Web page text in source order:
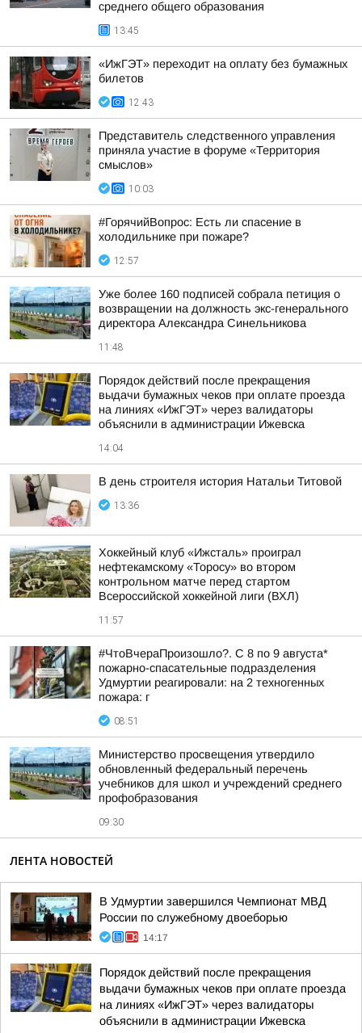
среднего общего образования
13:45
«ИжГЭТ» переходит на оплату без бумажных
билетов
12:43
Представитель следственного управления
приняла участие в форуме «Территория
смыслов»
10:03
#ГорячийВопрос: Есть ли спасение в
холодильнике при пожаре?
12:57
Уже более 160 подписей собрала петиция о
возвращении на должность экс-генерального
директора Александра Синельникова
11:48
Порядок действий после прекращения
выдачи бумажных чеков при оплате проезда
на линиях «ИжГЭТ» через валидаторы
объяснили в администрации Ижевска
14:04
В день строителя история Натальи Титовой
13:36
Хоккейный клуб «Ижсталь» проиграл
нефтекамскому «Торосу» во втором
контрольном матче перед стартом
Всероссийской хоккейной лиги (ВХЛ)
11:57
#ЧтоВчераПроизошло?. С 8 по 9 августа*
пожарно-спасательные подразделения
Удмуртии реагировали: на 2 техногенных
пожара: г
08:51
Министерство просвещения утвердило
обновленный федеральный перечень
учебников для школ и учреждений среднего
профобразования
09:30
ЛЕНТА НОВОСТЕЙ
В Удмуртии завершился Чемпионат МВД
России по служебному двоеборью
14:17
Порядок действий после прекращения
выдачи бумажных чеков при оплате проезда
на линиях «ИжГЭТ» через валидаторы
объяснили в администрации Ижевска